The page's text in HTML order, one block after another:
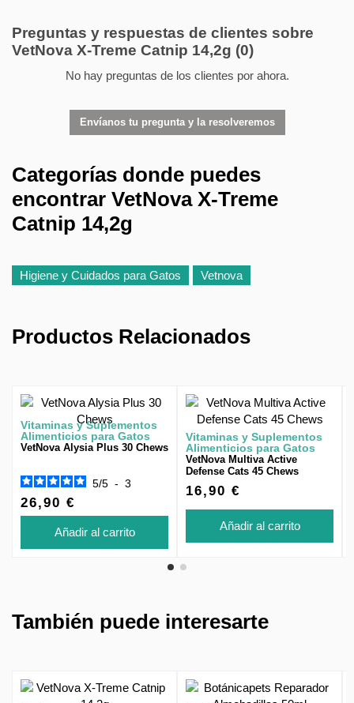
Preguntas y respuestas de clientes sobre
VetNova X-Treme Catnip 14,2g (0)
No hay preguntas de los clientes por ahora.
Envíanos tu pregunta y la resolveremos
Categorías donde puedes
encontrar VetNova X-Treme
Catnip 14,2g
Higiene y Cuidados para Gatos Vetnova
Productos Relacionados
Vitaminas y Suplementos
Alimenticios para Gatos
VetNova Alysia Plus 30 Chews
5/5 - 3
26,90 €
Añadir al carrito
Vitaminas y Suplementos
Alimenticios para Gatos
VetNova Multiva Active
Defense Cats 45 Chews
16,90 €
Añadir al carrito
También puede interesarte